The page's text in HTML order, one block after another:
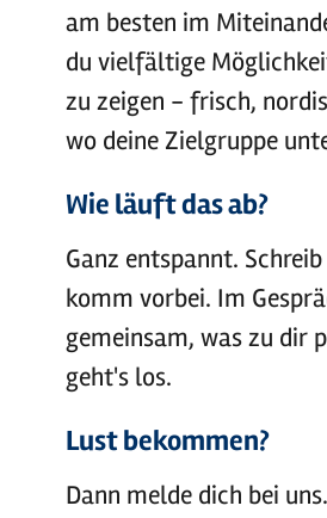
am besten im
du vielfältige
zu zeigen - frisch,
wo deine Zielgruppe
Wie läuft das ab?
Ganz entspannt.
komm vorbei. Im
gemeinsam, was zu dir
geht's los.
Lust bekommen?
Dann melde dich bei